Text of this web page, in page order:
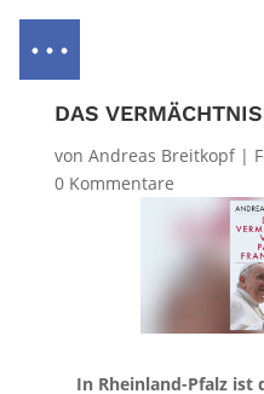
von Andreas Breitkopf|
0 Kommentare
In Rheinland-Pfalz ist